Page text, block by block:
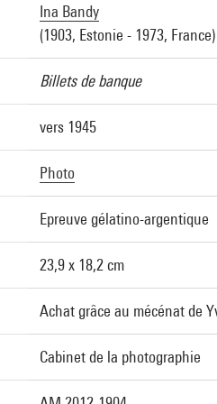
Ina Bandy
(1903, Estonie - 1973, France)
Billets de banque
vers 1945
Photo
Epreuve gélatino-argentique
23,9 x 18,2 cm
Achat grâce au mécénat de
Cabinet de la photographie